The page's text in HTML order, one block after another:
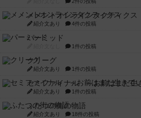
メメントオンラインタクティクス
紹介文あり 4件の投稿
パーミッド
1件の投稿
クリーグ
紹介文あり 1件の投稿
セミファイナル ～お前はまだ生
紹介文あり 1件の投稿
ふたつの街の物語
紹介文あり 18件の投稿